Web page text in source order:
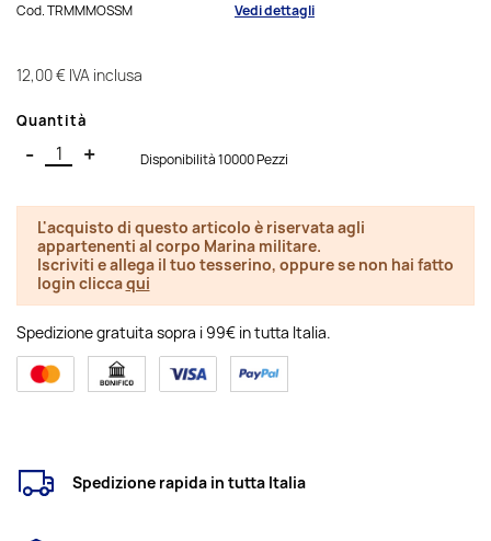
Cod.TRMMMOSSM Vedi dettagli
12,00 € IVA inclusa
Quantità
- + Disponibilità 10000 Pezzi
L'acquisto di questo articolo è riservata agli
appartenenti al corpo Marina militare.
Iscriviti e allega il tuo tesserino, oppure se non hai fatto
login cliccaqui
Spedizione gratuita sopra i 99€ in tutta Italia.
Spedizione rapida in tutta Italia